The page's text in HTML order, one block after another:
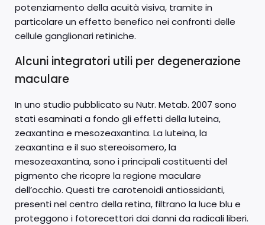
potenziamento della acuità visiva, tramite in
particolare un effetto benefico nei confronti delle
cellule ganglionari retiniche.
Alcuni integratori utili per degenerazione
maculare
In uno studio pubblicato su Nutr. Metab. 2007 sono
stati esaminati a fondo gli effetti della luteina,
zeaxantina e mesozeaxantina. La luteina, la
zeaxantina e il suo stereoisomero, la
mesozeaxantina, sono i principali costituenti del
pigmento che ricopre la regione maculare
dell’occhio. Questi tre carotenoidi antiossidanti,
presenti nel centro della retina, filtrano la luce blu e
proteggono i fotorecettori dai danni da radicali liberi.